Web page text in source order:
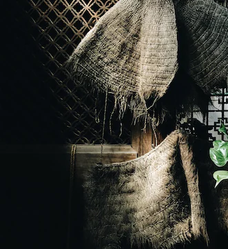
nghiệp, agency và studio.
Tiếng Việt